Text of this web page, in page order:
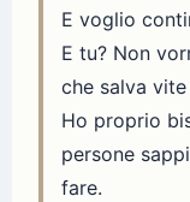
E voglio
E tu? Non
che salva
Ho proprio
persone
fare.